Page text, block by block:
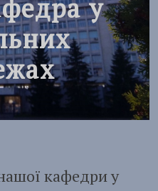
у
кафедри у